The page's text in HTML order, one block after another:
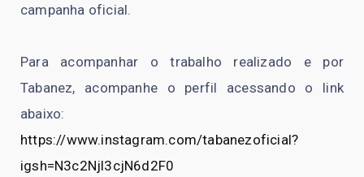
campanha oficial.
Para acompanhar o trabalho realizado e por
Tabanez, acompanhe o perfil acessando o link
abaixo:
https://www.instagram.com/tabanezoficial?
igsh=N3c2Njl3cjN6d2F0